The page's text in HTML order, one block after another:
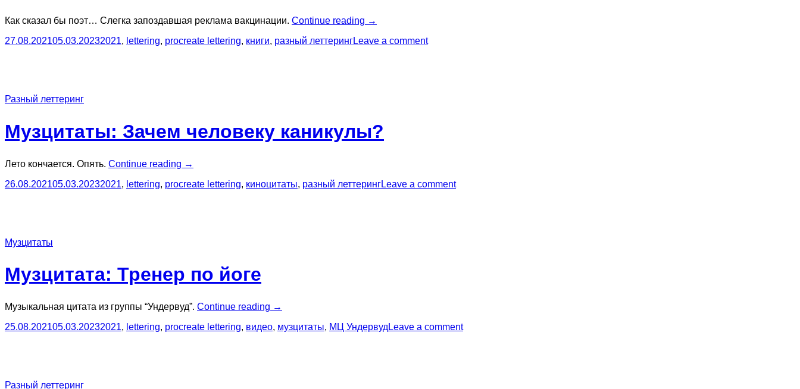
Как сказал бы поэт… Слегка запоздавшая реклама вакцинации. Continue reading “Я
не
→
27.08.202105.03.20232021, lettering, procreate lettering, книги, разный леттерингLeave a comment
Разный леттеринг
Музцитаты: Зачем человеку каникулы?
Лето кончается. Опять. Continue reading “Музцитаты:
человеку
→
26.08.202105.03.20232021, lettering, procreate lettering, киноцитаты, разный леттерингLeave a comment
Музцитаты
Музцитата: Тренер по йоге
Музыкальная цитата из группы “Ундервуд”. Continue reading “Музцитата:
по
→
25.08.202105.03.20232021, lettering, procreate lettering, видео, музцитаты, МЦ Ундервуд Leave a comment
Разный леттеринг